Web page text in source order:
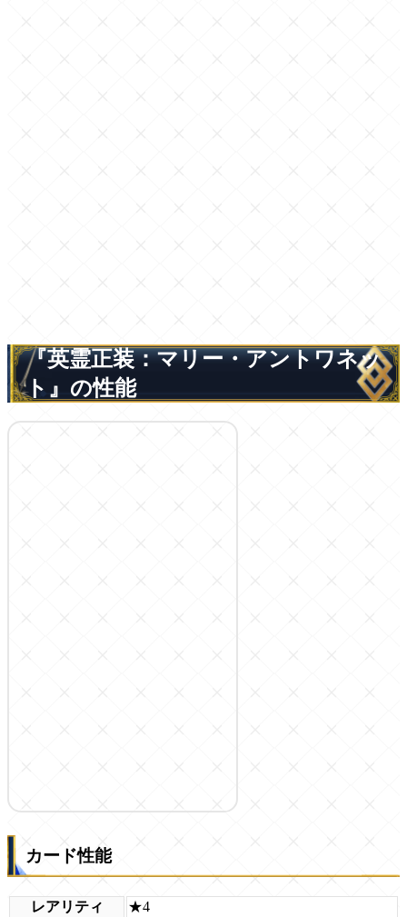
『英霊正装：マリー・アントワネッ
ト』の性能
カード性能
レアリティ ★4